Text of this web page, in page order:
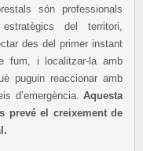
són professionals
del territori,
des del primer instant
fum, i localitzar-la amb
puguin reaccionar amb
d’emergència. Aquesta
prevé el creixement de